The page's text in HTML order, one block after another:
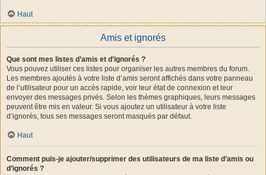
Haut
Amis et ignorés
Que sont mes listes d’amis et d’ignorés ?
Vous pouvez utiliser ces listes pour organiser les autres membres du forum.
Les membres ajoutés à votre liste d’amis seront affichés dans votre panneau
de l’utilisateur pour un accès rapide, voir leur état de connexion et leur
envoyer des messages privés. Selon les thèmes graphiques, leurs messages
peuvent être mis en valeur. Si vous ajoutez un utilisateur à votre liste
d’ignorés, tous ses messages seront masqués par défaut.
Haut
Comment puis-je ajouter/supprimer des utilisateurs de ma liste d’amis ou
d’ignorés ?